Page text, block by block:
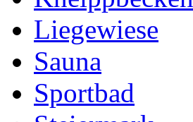
Liegewiese
Sauna
Sportbad